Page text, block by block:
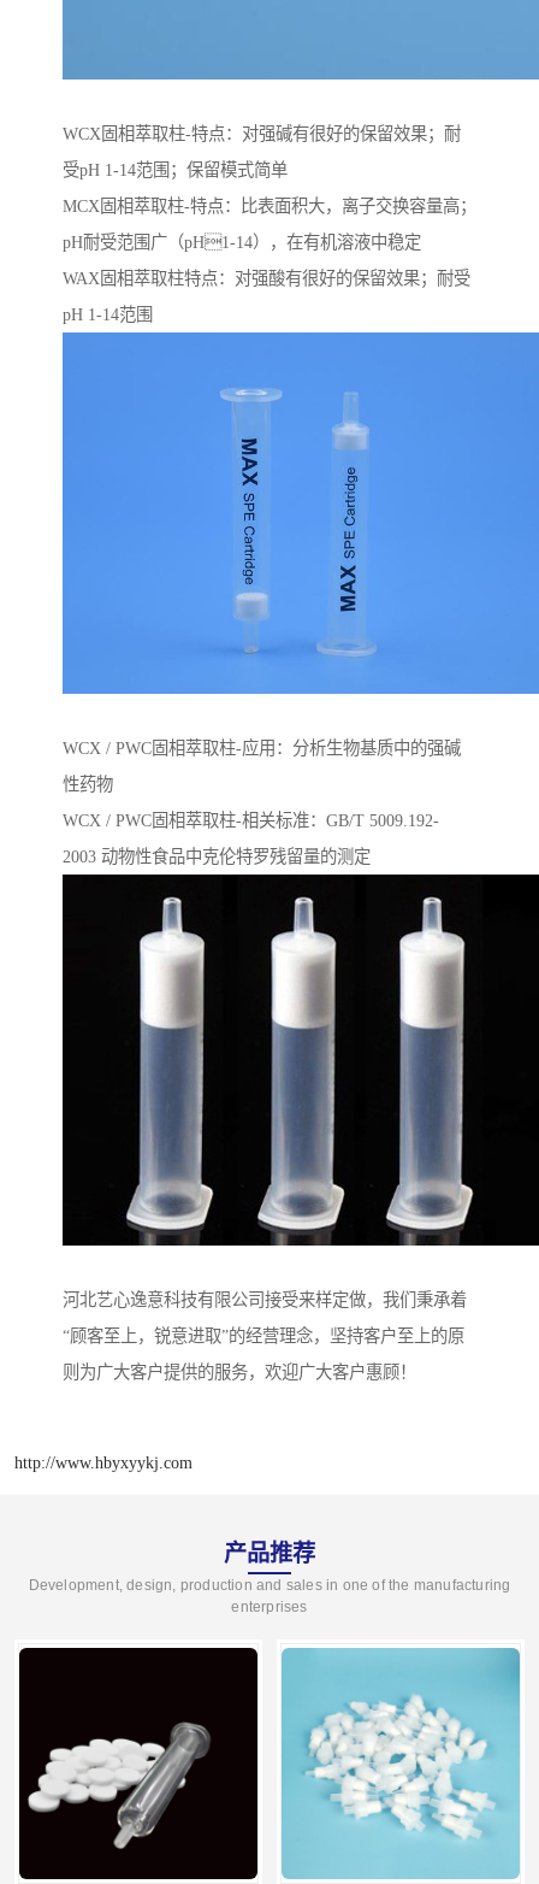
WCX固相萃取柱-特点：对强碱有很好的保留效果；耐
受pH 1-14范围；保留模式简单
MCX固相萃取柱-特点：比表面积大，离子交换容量高；
pH耐受范围⼴（pH1-14），在有机溶液中稳定
WAX固相萃取柱特点：对强酸有很好的保留效果；耐受
pH 1-14范围
WCX / PWC固相萃取柱-应用：分析生物基质中的强碱
性药物
WCX / PWC固相萃取柱-相关标准：GB/T 5009.192-
2003 动物性⻝品中克伦特罗残留量的测定
河北艺心逸意科技有限公司接受来样定做，我们秉承着
“顾客至上，锐意进取”的经营理念，坚持客户至上的原
则为广大客户提供的服务，欢迎广大客户惠顾！
http://www.hbyxyykj.com
产品推荐
Development, design, production and sales in one of the manufacturing
enterprises